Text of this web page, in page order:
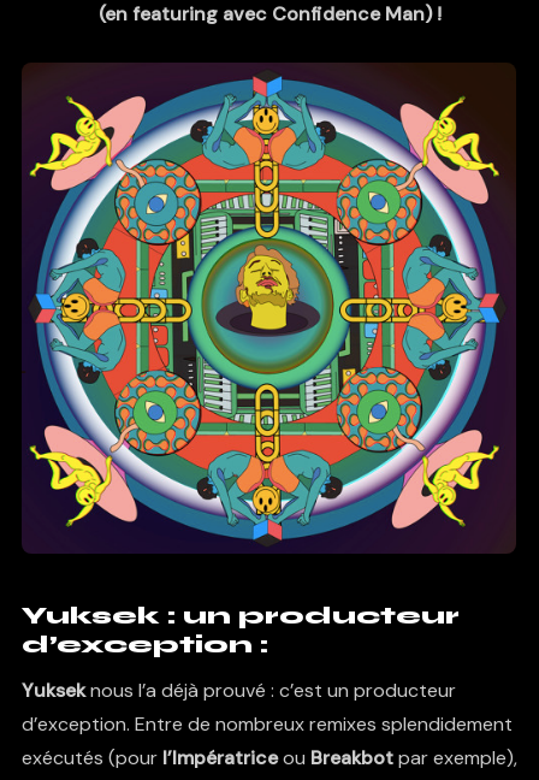
(en featuring avec Confidence Man) !
Yuksek : un producteur
d’exception :
Yukseknous l’a déjà prouvé : c’est un producteur
d’exception. Entre de nombreux remixes splendidement
exécutés (pour l’Impératriceou Breakbotpar exemple),